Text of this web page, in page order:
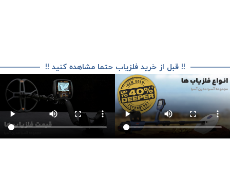
!! قبل از خرید فلزیاب حتما مشاهده کنید !!